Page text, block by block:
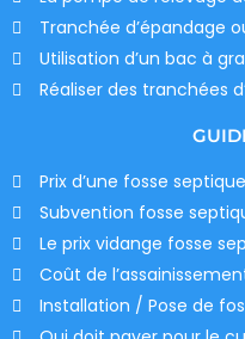
Tranchée d’épandage
Utilisation d’un bac à
Réaliser des tranchées
Prix d’une fosse septique
Subvention fosse
Le prix vidange fosse
Coût de
Installation / Pose de